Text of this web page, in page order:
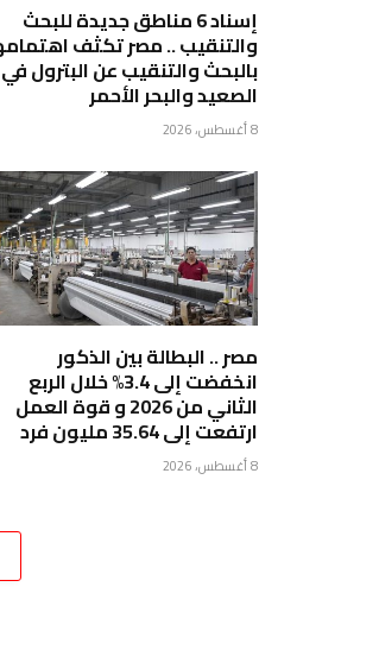
إسناد 6 مناطق جديدة للبحث
والتنقيب .. مصر تكثف
بالبحث والتنقيب عن البترول في
الصعيد والبحر الأحمر
8 أغسطس، 2026
مصر .. البطالة بين الذكور
انخفضت إلى 3.4% خلال الربع
الثاني من 2026 و قوة العمل
ارتفعت إلى 35.64 مليون فرد
8 أغسطس، 2026